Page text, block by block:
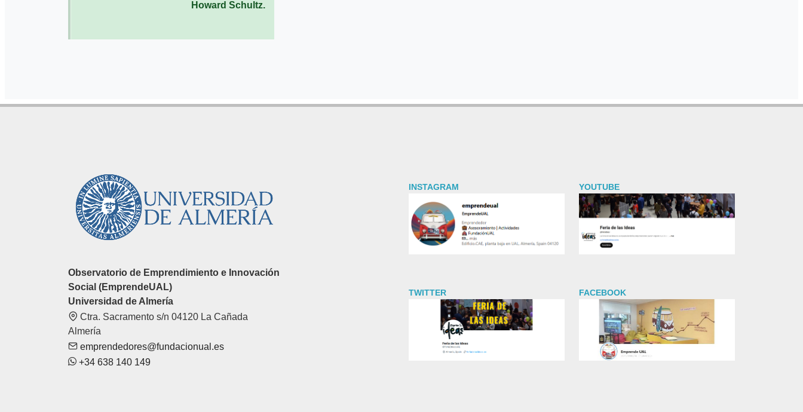
Howard Schultz.
Observatorio de Emprendimiento e Innovación
Social (EmprendeUAL)
Universidad de Almería
Ctra. Sacramento s/n 04120 La Cañada
Almería
emprendedores@fundacionual.es
+34 638 140 149
INSTAGRAM
TWITTER
YOUTUBE
FACEBOOK